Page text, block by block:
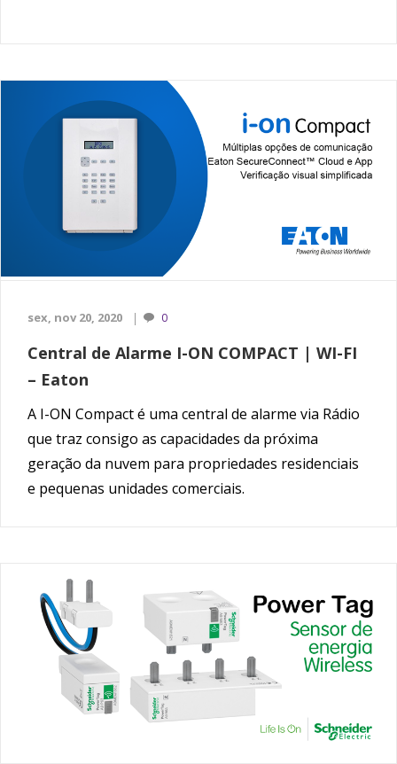
sex, nov 20, 2020 0
Central de Alarme I-ON COMPACT | WI-FI
– Eaton
A I-ON Compact é uma central de alarme via Rádio
que traz consigo as capacidades da próxima
geração da nuvem para propriedades residenciais
e pequenas unidades comerciais.